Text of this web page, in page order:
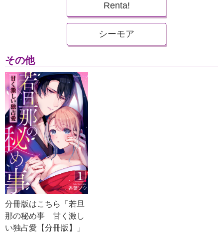
Renta!
シーモア
その他
分冊版はこちら「若旦
那の秘め事 甘く激し
い独占愛【分冊版】」